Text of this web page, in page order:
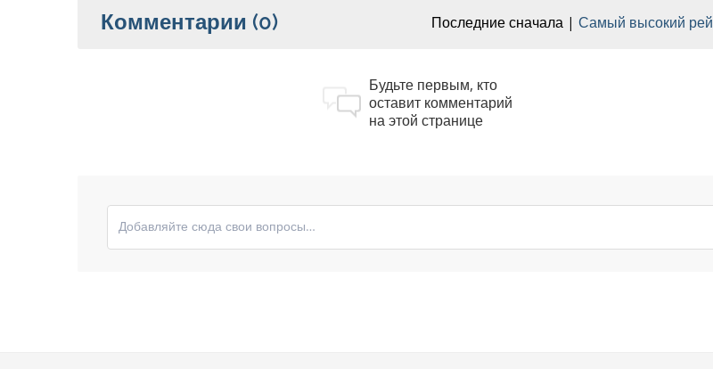
Комментарии (0) Последние сначала Самый высокий
Будьте первым, кто
оставит комментарий
на этой странице